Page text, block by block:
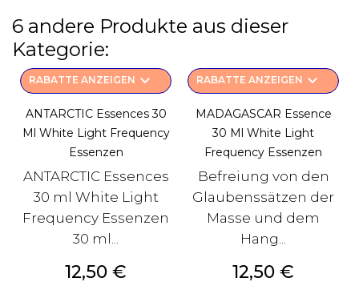
6 andere Produkte aus dieser
Kategorie:
RABATTE ANZEIGEN keyboard_arrow_down
ANTARCTIC Essences 30
Ml White Light Frequency
Essenzen
ANTARCTIC Essences
30 ml White Light
Frequency Essenzen
30 ml...
Preis
12,50 €
RABATTE ANZEIGEN keyboard_arrow_down
MADAGASCAR Essence
30 Ml White Light
Frequency Essenzen
Befreiung von den
Glaubenssätzen der
Masse und dem
Hang...
Preis
12,50 €